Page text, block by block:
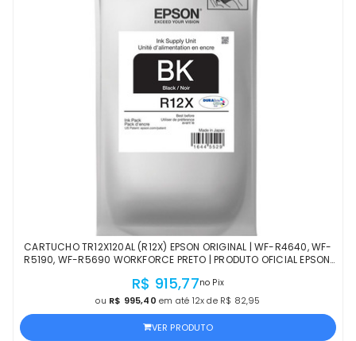
CARTUCHO TR12X120AL (R12X) EPSON ORIGINAL | WF-R4640, WF-
R5190, WF-R5690 WORKFORCE PRETO | PRODUTO OFICIAL EPSON,
R$ 915,77no Pix
ou R$ 995,40 em até 12x de R$ 82,95
VER PRODUTO